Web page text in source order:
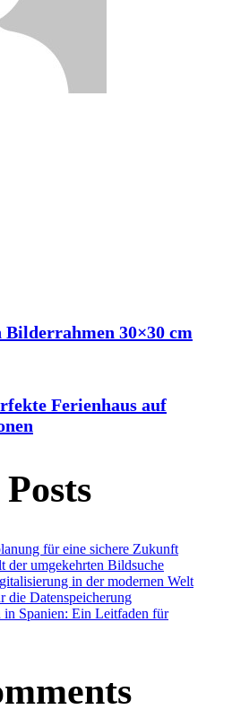
30×30 cm
Ferienhaus auf
für eine sichere Zukunft
der umgekehrten Bildsuche
in der modernen Welt
die Datenspeicherung
in Spanien: Ein Leitfaden für